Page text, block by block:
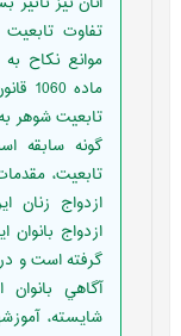
تفاوت
موانع نكاح
ماده
تابعيت شوهر
گونه سابقه
تابعيت،
ازدواج زنان
ازدواج بانوان
گرفته است و
آگاهي
شايسته،